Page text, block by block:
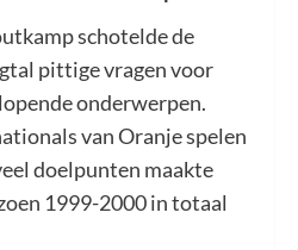
schotelde de
pittige vragen voor
onderwerpen.
van Oranje spelen
doelpunten maakte
1999-2000 in totaal